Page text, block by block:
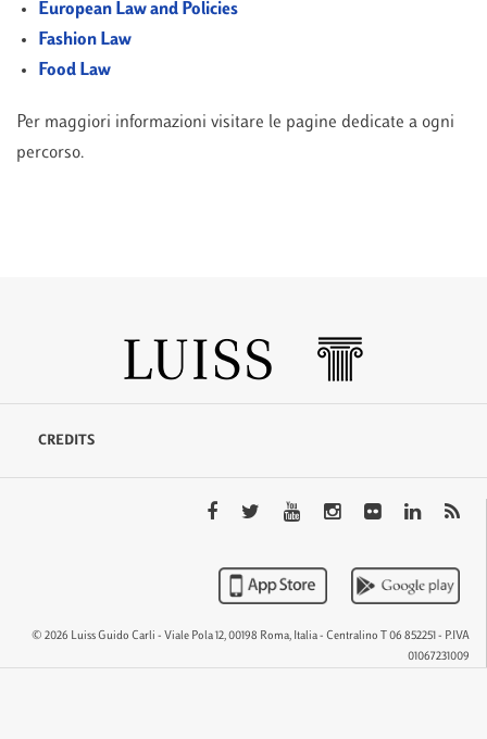
European Law and Policies
Fashion Law
Food Law
Per maggiori informazioni visitare le pagine dedicate a ogni
percorso.
CREDITS
© 2026 Luiss Guido Carli - Viale Pola 12, 00198 Roma, Italia - Centralino T 06 852251 - P.IVA
01067231009